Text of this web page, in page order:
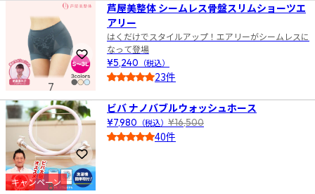
お気に入りに登録
芦屋美整体 シームレス骨盤スリムショーツエ
アリー
はくだけでスタイルアップ！エアリーがシームレスに
なって登場
¥5,240 （税込）
23件
お気に入りに登録
キャンペーン
7
ビバ ナノバブルウォッシュホース
¥7,980 （税込） ¥16,500
40件
8